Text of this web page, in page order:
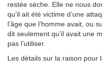
restée sèche. Elle ne nous
qu’il ait été victime d’une
l’âge que l’homme avait, ou
dit seulement qu’il avait une
pas l’utiliser.
Les détails sur la raison pour